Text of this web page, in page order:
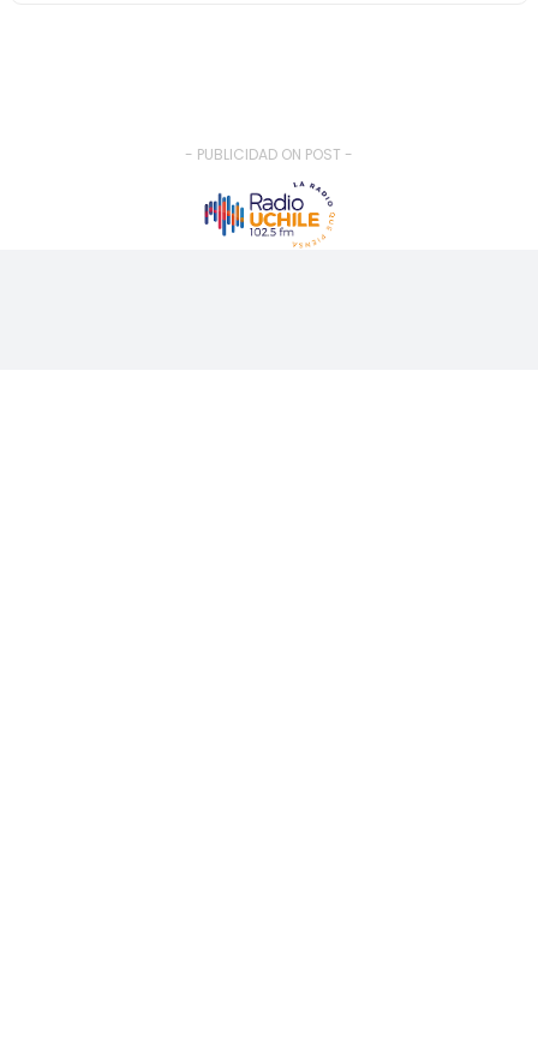
- PUBLICIDAD ON POST -